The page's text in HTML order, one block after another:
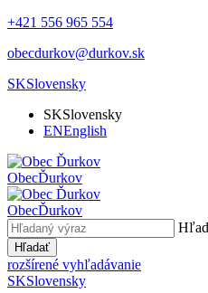
+421 556 965 554
obecdurkov@durkov.sk
SKSlovensky
SKSlovensky
ENEnglish
ObecĎurkov
ObecĎurkov
Hľadať
rozšírené vyhľadávanie
SKSlovensky